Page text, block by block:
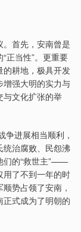
首先，安南曾是
正当性”。更重要
的耕地，极具开发
增强大明的实力与
与文化扩张的举
进展相当顺利，
统治腐败、民怨沸
们的“救世主”——
用了不到一年的时
势占领了安南，
式成为了明朝的